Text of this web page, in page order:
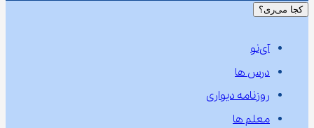
کجا می‌ری؟
آی‌نو
درس ها
روزنامه دیواری
معلم ها